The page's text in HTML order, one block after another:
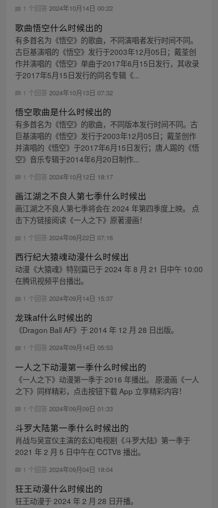
1 个回答 2024年10月14日 00:22
歌曲悟空什么时候出的
有多首名为《悟空》的歌曲，不同演唱者发行时间不同。
古巨基演唱的《悟空》发行于2003年12月05日；戴荃创
作并演唱的《悟空》单曲于2017年6月15日发行，其收录
于2017年5月15日发行的同名专辑《...
1 个回答 2024年10月13日 07:32
悟空歌曲是什么时候出的
有多首名为《悟空》的歌曲，不同版本发行时间不同。古
巨基演唱的《悟空》发行于2003年12月05日；戴荃创作
并演唱的《悟空》于2017年6月15日发行；唐人踢的《悟
空》音乐专辑于2014年6月20日制作...
1 个回答 2024年10月12日 18:17
画江湖之不良人第七季什么时候出
画江湖之不良人第七季将会在 2024 年第四季度上映。 点
击下方链接阅读《一人之下》原著漫画！
1 个回答 2024年09月22日 07:16
西行纪大猿魂动漫什么时候出
动漫《大猿魂》特别篇已于 2024 年 8 月 21 日中午 10:00
在腾讯视频平台播出。
1 个回答 2024年09月14日 15:37
龙珠af什么时候出的
《Dragon Ball AF》于 2014 年 12 月 28 日出版。
1 个回答 2024年09月14日 05:53
一人之下动漫第一季什么时候出的
《一人之下》动漫第一季于 2016 年播出。 原漫画《一人
之下》同样精彩，点击按钮下载 App 立享精彩内容！
1 个回答 2024年09月09日 01:33
斗罗大陆第一季什么时候出的
肖战与吴宣仪主演的玄幻电视剧《斗罗大陆》第一季于
2021 年 2 月 5 日中午在 CCTV8 播出。
1 个回答 2024年09月04日 18:04
狂王动漫什么时候出的
狂王动漫于 2024 年 2 月 28 日开播。